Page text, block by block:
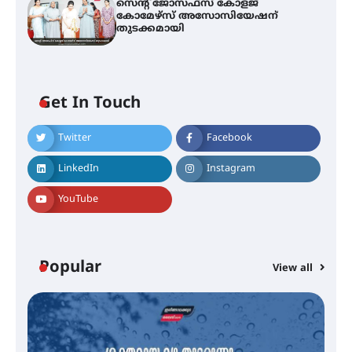
സെന്റ് ജോസഫ്സ് കോളജ്
കോമേഴ്‌സ് അസോസിയേഷന്
തുടക്കമായി
Get In Touch
Twitter Facebook
LinkedIn Instagram
YouTube
Popular View all
എം.ജി. യൂണിവേഴ്‌സിറ്റിയിൽ നിന്ന്
ഇംഗ്ളീഷ് സാഹിത്യത്തിൽ
ഡോക്ടറേറ്റ് നേടിയ എൻ. ആര്യ
വെള്ളിയാഴ്ച സ്‌ക്രീൻ ചെയ്യുന്നു
സെന്റ് ജോസഫ്സ് കോളജ്
കോമേഴ്‌സ് അസോസിയേഷന്